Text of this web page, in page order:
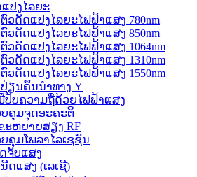
ປງໄລຍະ
ຕົວດັດແປງໄລຍະໄຟຟ້າແສງ 780nm
ຕົວດັດແປງໄລຍະໄຟຟ້າແສງ 850nm
ຕົວດັດແປງໄລຍະໄຟຟ້າແສງ 1064nm
ຕົວດັດແປງໄລຍະໄຟຟ້າແສງ 1310nm
ຕົວດັດແປງໄລຍະໄຟຟ້າແສງ 1550nm
ຽນຄື້ນນຳທາງ Y
ປັບຄວາມຖີ່ດ້ວຍໄຟຟ້າແສງ
ຄຸມຈຸດອະຄະຕິ
ະຫຍາຍສຽງ RF
ຄຸມໂພລາໄລເຊຊັນ
ຈັບແສງ
ດແສງ (ເລເຊີ)